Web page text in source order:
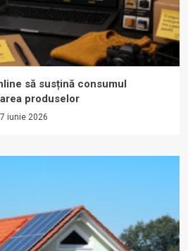
să susțină consumul
produselor
iunie 2026